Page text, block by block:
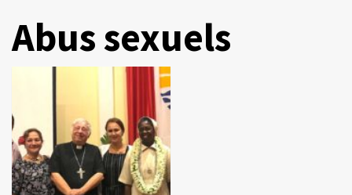
Abus sexuels